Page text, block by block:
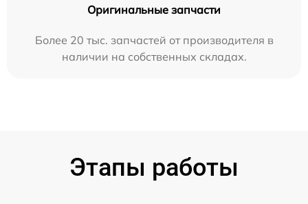
Оригинальные запчасти
Более 20 тыс. запчастей от производителя в
наличии на собственных складах.
Этапы работы